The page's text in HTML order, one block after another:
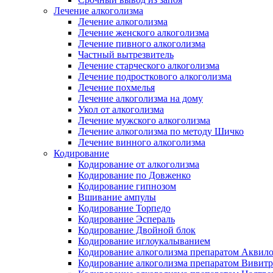
Лечение алкоголизма
Лечение алкоголизма
Лечение женского алкоголизма
Лечение пивного алкоголизма
Частный вытрезвитель
Лечение старческого алкоголизма
Лечение подросткового алкоголизма
Лечение похмелья
Лечение алкоголизма на дому
Укол от алкоголизма
Лечение мужского алкоголизма
Лечение алкоголизма по методу Шичко
Лечение винного алкоголизма
Кодирование
Кодирование от алкоголизма
Кодирование по Довженко
Кодирование гипнозом
Вшивание ампулы
Кодирование Торпедо
Кодирование Эспераль
Кодирование Двойной блок
Кодирование иглоукалыванием
Кодирование алкоголизма препаратом
Кодирование алкоголизма препаратом